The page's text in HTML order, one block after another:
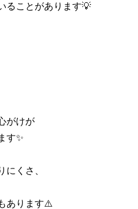
ることがあります💡
がけが
す✨
にくさ、
あります⚠️